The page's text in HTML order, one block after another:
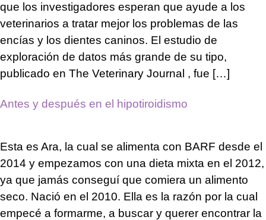
que los investigadores esperan que ayude a los
veterinarios a tratar mejor los problemas de las
encías y los dientes caninos. El estudio de
exploración de datos más grande de su tipo,
publicado en The Veterinary Journal , fue […]
Antes y después en el hipotiroidismo
Esta es Ara, la cual se alimenta con BARF desde el
2014 y empezamos con una dieta mixta en el 2012,
ya que jamás conseguí que comiera un alimento
seco. Nació en el 2010. Ella es la razón por la cual
empecé a formarme, a buscar y querer encontrar la